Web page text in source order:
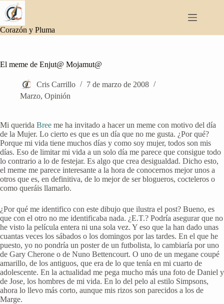
Saltar
contenido
Corazón y Pluma
El meme de Enjut@ Mojamut@
Cris Carrillo
7 de marzo de 2008
Marzo, Opinión
Mi querida Bree me ha invitado a hacer un meme con motivo del día
de la Mujer. Lo cierto es que es un día que no me gusta. ¿Por qué?
Porque mi vida tiene muchos días y como soy mujer, todos son mis
días. Eso de limitar mi vida a un solo día me parece que consigue todo
lo contrario a lo de festejar. Es algo que crea desigualdad. Dicho esto,
el meme me parece interesante a la hora de conocernos mejor unos a
otros que es, en definitiva, de lo mejor de ser blogueros, cocteleros o
como queráis llamarlo.
¿Por qué me identifico con este dibujo que ilustra el post? Bueno, es
que con el otro no me identificaba nada. ¿E.T.? Podría asegurar que no
he visto la película entera ni una sola vez. Y eso que la han dado unas
cuantas veces los sábados o los domingos por las tardes. En el que he
puesto, yo no pondría un poster de un futbolista, lo cambiaría por uno
de Gary Cherone o de Nuno Bettencourt. O uno de un megane coupé
amarillo, de los antiguos, que era de lo que tenía en mi cuarto de
adolescente. En la actualidad me pega mucho más una foto de Daniel y
de Jose, los hombres de mi vida. En lo del pelo al estilo Simpsons,
ahora lo llevo más corto, aunque mis rizos son parecidos a los de
Marge.